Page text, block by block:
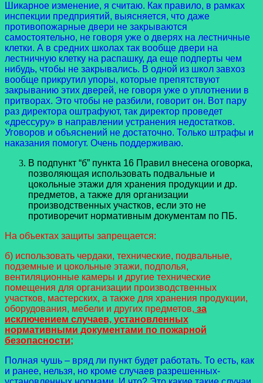
Шикарное изменение, я считаю. Как правило, в рамках
инспекции предприятий, выясняется, что даже
противопожарные двери не закрываются
самостоятельно, не говоря уже о дверях на лестничные
клетки. А в средних школах так вообще двери на
лестничную клетку на распашку, да еще подперты чем
нибудь, чтобы не закрывались. В одной из школ завхоз
вообще прикрутил упоры, которые препятствуют
закрыванию этих дверей, не говоря уже о уплотнении в
притворах. Это чтобы не разбили, говорит он. Вот пару
раз директора оштрафуют, так директор проведет
«дрессуру» в направлении устранения недостатков.
Уговоров и объяснений не достаточно. Только штрафы и
наказания помогут. Очень поддерживаю.
В подпункт “б” пункта 16 Правил внесена оговорка,
позволяющая использовать подвальные и
цокольные этажи для хранения продукции и др.
предметов, а также для организации
производственных участков, если это не
противоречит нормативным документам по ПБ.
На объектах защиты запрещается:
б) использовать чердаки, технические, подвальные,
подземные и цокольные этажи, подполья,
вентиляционные камеры и другие технические
помещения для организации производственных
участков, мастерских, а также для хранения продукции,
оборудования, мебели и других предметов, за
исключением случаев, установленных
нормативными документами по пожарной
безопасности;
Полная чушь – вряд ли пункт будет работать. То есть, как
и ранее, нельзя, но кроме случаев разрешенных-